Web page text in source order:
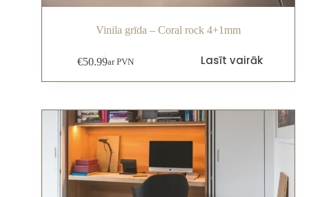
Vinila grīda – Coral rock 4+1mm
€50.99ar PVN Lasīt vairāk